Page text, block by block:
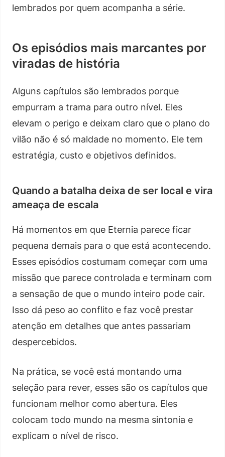
lembrados por quem acompanha a série.
Os episódios mais marcantes por
viradas de história
Alguns capítulos são lembrados porque
empurram a trama para outro nível. Eles
elevam o perigo e deixam claro que o plano do
vilão não é só maldade no momento. Ele tem
estratégia, custo e objetivos definidos.
Quando a batalha deixa de ser local e vira
ameaça de escala
Há momentos em que Eternia parece ficar
pequena demais para o que está acontecendo.
Esses episódios costumam começar com uma
missão que parece controlada e terminam com
a sensação de que o mundo inteiro pode cair.
Isso dá peso ao conflito e faz você prestar
atenção em detalhes que antes passariam
despercebidos.
Na prática, se você está montando uma
seleção para rever, esses são os capítulos que
funcionam melhor como abertura. Eles
colocam todo mundo na mesma sintonia e
explicam o nível de risco.